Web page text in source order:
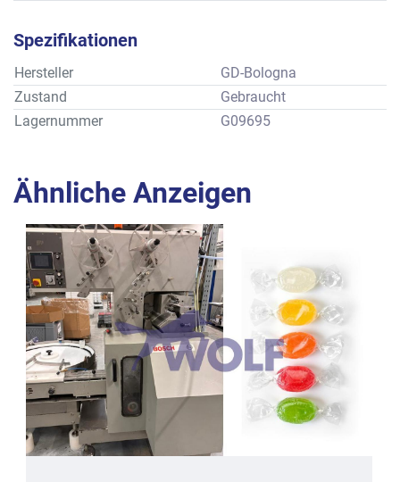
Spezifikationen
Hersteller
GD-Bologna
Zustand
Gebraucht
Lagernummer
G09695
Ähnliche Anzeigen